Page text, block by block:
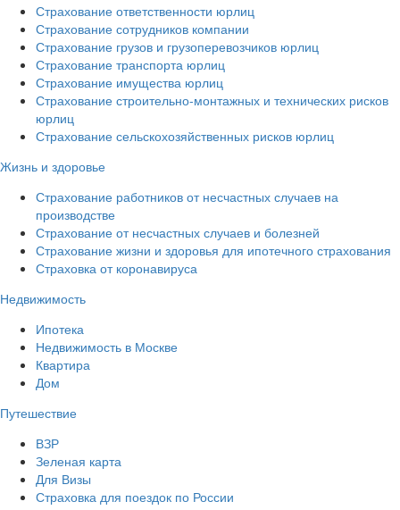
Страхование ответственности юрлиц
Страхование сотрудников компании
Страхование грузов и грузоперевозчиков юрлиц
Страхование транспорта юрлиц
Страхование имущества юрлиц
Страхование строительно-монтажных и технических рисков
юрлиц
Страхование сельскохозяйственных рисков юрлиц
Жизнь и здоровье
Страхование работников от несчастных случаев на
производстве
Страхование от несчастных случаев и болезней
Страхование жизни и здоровья для ипотечного страхования
Страховка от коронавируса
Недвижимость
Ипотека
Недвижимость в Москве
Квартира
Дом
Путешествие
ВЗР
Зеленая карта
Для Визы
Страховка для поездок по России